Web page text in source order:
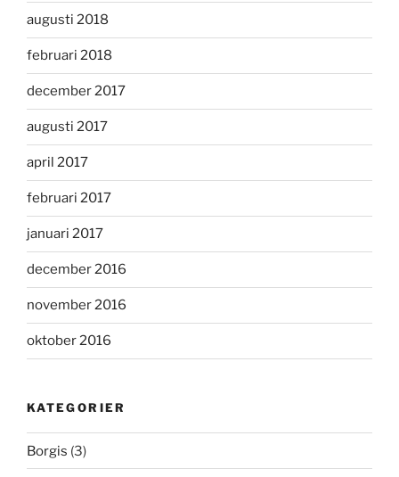
augusti 2018
februari 2018
december 2017
augusti 2017
april 2017
februari 2017
januari 2017
december 2016
november 2016
oktober 2016
KATEGORIER
Borgis (3)